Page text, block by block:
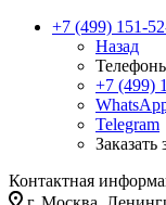
+7 (499) 151-
Назад
+7 (499)
Telegram
Заказать
Контактная